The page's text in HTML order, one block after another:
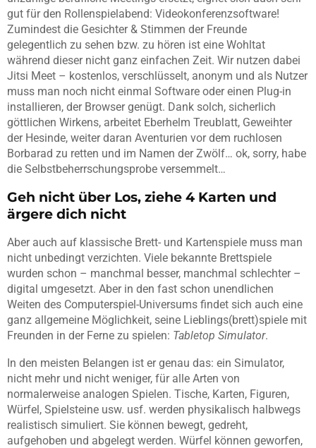
gut für den Rollenspielabend: Videokonferenzsoftware!
Zumindest die Gesichter & Stimmen der Freunde
gelegentlich zu sehen bzw. zu hören ist eine Wohltat
während dieser nicht ganz einfachen Zeit. Wir nutzen dabei
Jitsi Meet – kostenlos, verschlüsselt, anonym und als Nutzer
muss man noch nicht einmal Software oder einen Plug-in
installieren, der Browser genügt. Dank solch, sicherlich
göttlichen Wirkens, arbeitet Eberhelm Treublatt, Geweihter
der Hesinde, weiter daran Aventurien vor dem ruchlosen
Borbarad zu retten und im Namen der Zwölf… ok, sorry, habe
die Selbstbeherrschungsprobe versemmelt…
Geh nicht über Los, ziehe 4 Karten und
ärgere dich nicht
Aber auch auf klassische Brett- und Kartenspiele muss man
nicht unbedingt verzichten. Viele bekannte Brettspiele
wurden schon – manchmal besser, manchmal schlechter –
digital umgesetzt. Aber in den fast schon unendlichen
Weiten des Computerspiel-Universums findet sich auch eine
ganz allgemeine Möglichkeit, seine Lieblings(brett)spiele mit
Freunden in der Ferne zu spielen: Tabletop Simulator.
In den meisten Belangen ist er genau das: ein Simulator,
nicht mehr und nicht weniger, für alle Arten von
normalerweise analogen Spielen. Tische, Karten, Figuren,
Würfel, Spielsteine usw. usf. werden physikalisch halbwegs
realistisch simuliert. Sie können bewegt, gedreht,
aufgehoben und abgelegt werden. Würfel können geworfen,